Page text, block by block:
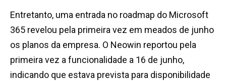
Entretanto, uma entrada no roadmap do Microsoft
365 revelou pela primeira vez em meados de junho
os planos da empresa. O Neowin reportou pela
primeira vez a funcionalidade a 16 de junho,
indicando que estava prevista para disponibilidade